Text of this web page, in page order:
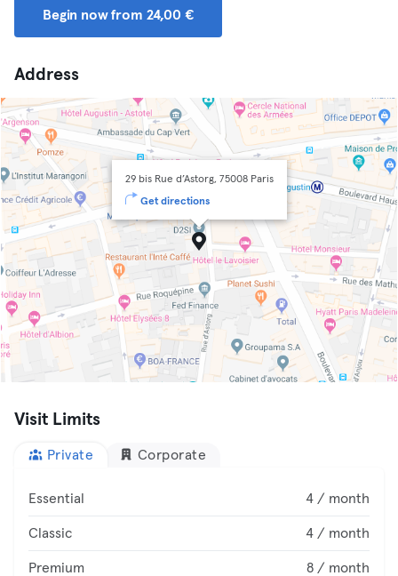
Begin now from 24,00 €
Address
29 bis Rue d’Astorg, 75008 Paris
Get directions
Visit Limits
Private Corporate
Essential 4 / month
Classic 4 / month
Premium 8 / month